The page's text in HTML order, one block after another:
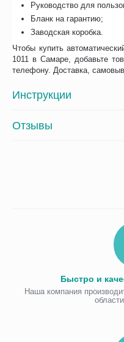
Руководство для
Бланк на гарантию;
Заводская коробка.
Чтобы купить
1011 в Самаре, добавьте
телефону. Доставка,
Инструкции
Отзывы
Быстро и
Наша компания